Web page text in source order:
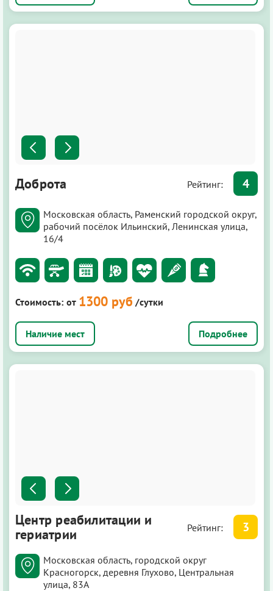
Доброта Рейтинг: 4
Московская область, Раменский городской округ,
рабочий посёлок Ильинский, Ленинская улица,
16/4
Стоимость: от 1300 руб /сутки
Подробнее
Центр реабилитации и
гериатрии
Рейтинг: 3
Московская область, городской округ
Красногорск, деревня Глухово, Центральная
улица, 83А